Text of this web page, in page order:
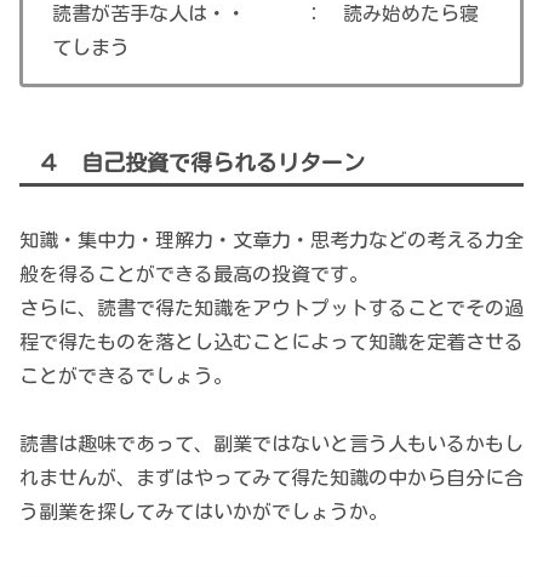
読書が苦手な人は・・ ： 読み始めたら寝
てしまう
４ 自己投資で得られるリターン
知識・集中力・理解力・文章力・思考力などの考える力全
般を得ることができる最高の投資です。
さらに、読書で得た知識をアウトプットすることでその過
程で得たものを落とし込むことによって知識を定着させる
ことができるでしょう。
読書は趣味であって、副業ではないと言う人もいるかもし
れませんが、まずはやってみて得た知識の中から自分に合
う副業を探してみてはいかがでしょうか。